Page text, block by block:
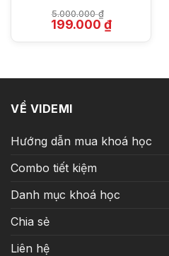
5.000.000₫
Giá
gốc
199.000 ₫Giá
hiện
VỀ VIDEMI
Hướng dẫn mua khoá học
Combo tiết kiệm
Danh mục khoá học
Chia sẻ
Liên hệ